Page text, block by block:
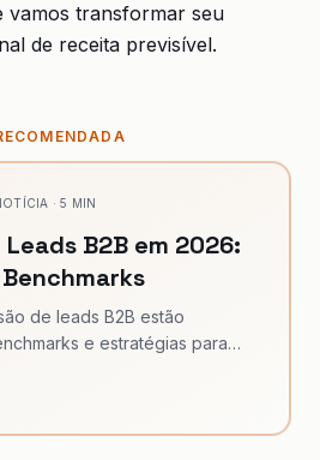
vamos transformar seu
de receita previsível.
·5 MIN
B2B em 2026:
de leads B2B estão
e estratégias para